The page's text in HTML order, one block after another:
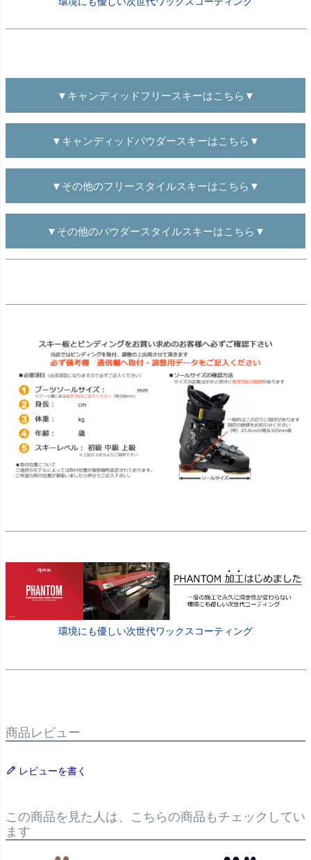
▼キャンディッドフリースキーはこちら▼
▼キャンディッドパウダースキーはこちら▼
▼その他のフリースタイルスキーはこちら▼
▼その他のパウダースタイルスキーはこちら▼
環境にも優しい次世代ワックスコーティング
商品レビュー
レビューを書く
この商品を見た人は、こちらの商品もチェックしてい
ます